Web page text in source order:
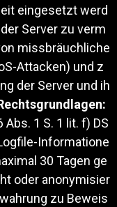
eingesetzt werd
Server zu verm
missbräuchliche
Attacken) und z
der Server und ih
1 S. 1 lit. f) DS
Informatione
30 Tagen ge
oder anonymisier
zu Beweis